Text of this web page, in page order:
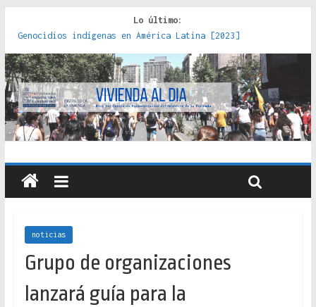
Lo último:
Genocidios indígenas en América Latina [2023]
Estudios sobre la espacialización de los Estados :
políticas, prácticas y representaciones [2022]
Donde el pedernal choca con el acero : hacia una teoría
crítica de las fronteras latinoamericanas [2020]
Criterios técnicos para una vivienda adecuada [2019]
Red de consultorios de la Caja del Seguro Obrero en
Santiago : un patrimonio emblemático [2014]
noticias
Grupo de organizaciones
lanzará guía para la